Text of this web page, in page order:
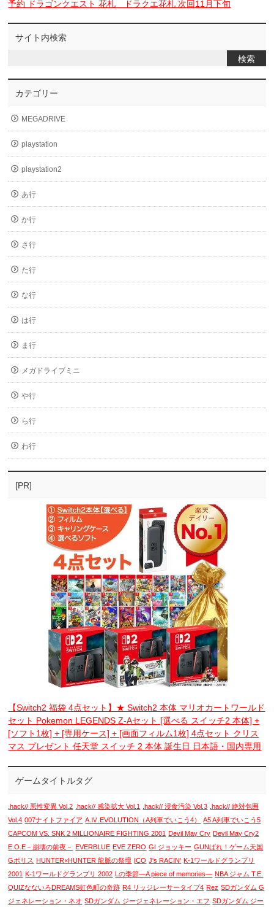
予約 ドラゴンクエスト 花札 ドラクエ花札 次回11月下旬
サイト内検索
カテゴリー
MEGADRIVE
playstation
playstation2
あ行
か行
さ行
た行
な行
は行
ま行
メガドライブミニ
や行
ら行
わ行
[PR]
【Switch2 福袋 4点セット】★ Switch2 本体 マリオカートワールド
セット Pokemon LEGENDS Z-Aセット [選べる スイッチ2 本体] +
[ソフト1枚] + [専用ケース] + [画面フィルム1枚] 4点セット クリス
マス プレゼント 任天堂 スイッチ 2 本体 誕生日 日本語・国内専用
ゲームタイトルタグ
.hack// 悪性変異 Vol.2 .hack// 感染拡大 Vol.1 .hack// 浸食汚染 Vol.3 .hack// 絶対包囲
Vol.4 007ナイトファイア A.Ⅳ.EVOLUTION（A列車でいこう4）
A5 A列車でいこう5
CAPCOM VS. SNK 2 MILLIONAIRE FIGHTING 2001 Devil May Cry Devil May Cry2
E.O.E－崩壊の前夜－
EVERBLUE EVE ZERO GI ジョッキー GUNばれ！ゲーム天国
Gポリス HUNTER×HUNTER 龍脈の祭壇 ICO J's RACIN' K-1ワールドグランプリ
2001 K-1ワールドグランプリ 2002 Lの季節―A piece of memories― NBA ジャム T.E.
QUIZなないろDREAMS虹色町の奇跡 R4 リッジレーサータイプ4 Rez SDガンダム G
ジェネレーション・ネオ SDガンダム ジージェネレーション・エフ SDガンダム ジー